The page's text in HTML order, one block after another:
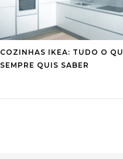
COZINHAS IKEA: TUDO O
SEMPRE QUIS SABER